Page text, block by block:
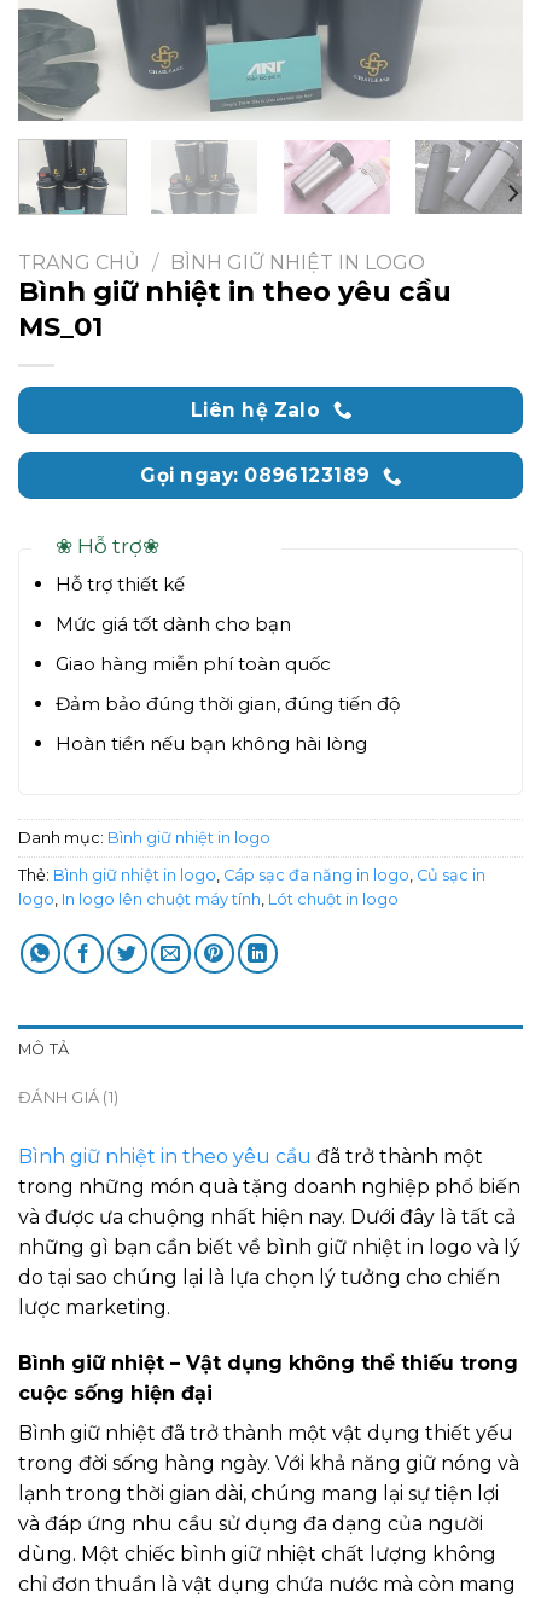
TRANG CHỦ / BÌNH GIỮ NHIỆT IN LOGO
Bình giữ nhiệt in theo yêu cầu
MS_01
Liên hệ Zalo
Gọi ngay: 0896123189
❀ Hỗ trợ❀
Hỗ trợ thiết kế
Mức giá tốt dành cho bạn
Giao hàng miễn phí toàn quốc
Đảm bảo đúng thời gian, đúng tiến độ
Hoàn tiền nếu bạn không hài lòng
Danh mục: Bình giữ nhiệt in logo
Thẻ: Bình giữ nhiệt in logo, Cáp sạc đa năng in logo, Củ sạc in
logo, In logo lên chuột máy tính, Lót chuột in logo
MÔ TẢ
ĐÁNH GIÁ (1)
Bình giữ nhiệt in theo yêu cầu đã trở thành một
trong những món quà tặng doanh nghiệp phổ biến
và được ưa chuộng nhất hiện nay. Dưới đây là tất cả
những gì bạn cần biết về bình giữ nhiệt in logo và lý
do tại sao chúng lại là lựa chọn lý tưởng cho chiến
lược marketing.
Bình giữ nhiệt – Vật dụng không thể thiếu trong
cuộc sống hiện đại
Bình giữ nhiệt đã trở thành một vật dụng thiết yếu
trong đời sống hàng ngày. Với khả năng giữ nóng và
lạnh trong thời gian dài, chúng mang lại sự tiện lợi
và đáp ứng nhu cầu sử dụng đa dạng của người
dùng. Một chiếc bình giữ nhiệt chất lượng không
chỉ đơn thuần là vật dụng chứa nước mà còn mang